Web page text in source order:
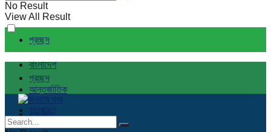
No Result
View All Result
প্রচ্ছদ
বাংলাদেশ
আন্তর্জাতিক
রাজনীতি
প্রচ্ছদ
বাংলাদেশ